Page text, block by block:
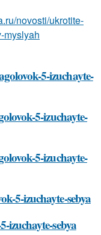
novosti/ukrotite-
myslyah
5-izuchayte-
5-izuchayte-
5-izuchayte-
5-izuchayte-sebya
izuchayte-sebya